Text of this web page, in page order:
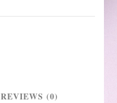
REVIEWS (0)